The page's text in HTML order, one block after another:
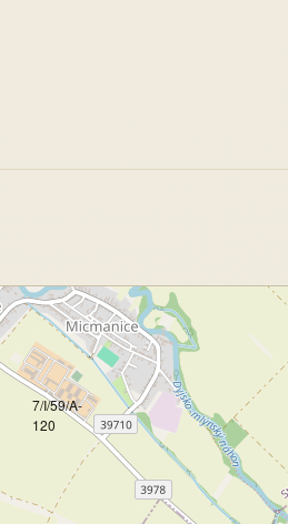
7/I/59/A-
120